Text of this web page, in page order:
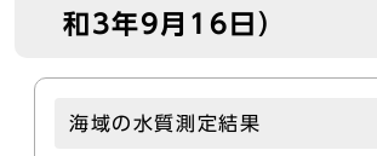
和3年9月16日）
海域の水質測定結果